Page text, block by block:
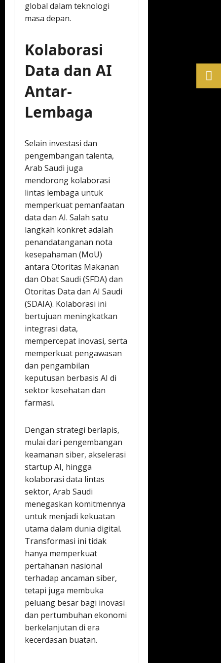
global dalam teknologi
masa depan.
Kolaborasi
Data dan AI
Antar-
Lembaga
Selain investasi dan
pengembangan talenta,
Arab Saudi juga
mendorong kolaborasi
lintas lembaga untuk
memperkuat pemanfaatan
data dan AI. Salah satu
langkah konkret adalah
penandatanganan nota
kesepahaman (MoU)
antara Otoritas Makanan
dan Obat Saudi (SFDA) dan
Otoritas Data dan AI Saudi
(SDAIA). Kolaborasi ini
bertujuan meningkatkan
integrasi data,
mempercepat inovasi, serta
memperkuat pengawasan
dan pengambilan
keputusan berbasis AI di
sektor kesehatan dan
farmasi.
Dengan strategi berlapis,
mulai dari pengembangan
keamanan siber, akselerasi
startup AI, hingga
kolaborasi data lintas
sektor, Arab Saudi
menegaskan komitmennya
untuk menjadi kekuatan
utama dalam dunia digital.
Transformasi ini tidak
hanya memperkuat
pertahanan nasional
terhadap ancaman siber,
tetapi juga membuka
peluang besar bagi inovasi
dan pertumbuhan ekonomi
berkelanjutan di era
kecerdasan buatan.